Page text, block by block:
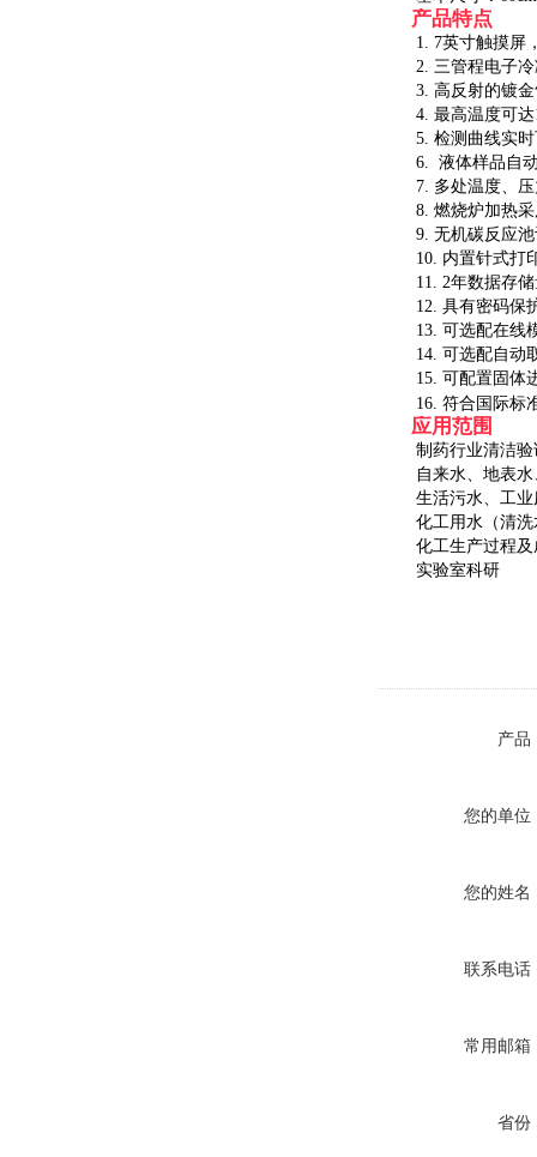
产品特点
1. 7英寸触摸屏
2. 三管程电子
3. 高反射的镀
4. 最高温度可达
5. 检测曲线实
6. 液体样品自
7. 多处温度、
8. 燃烧炉加热
9. 无机碳反应
10. 内置针式打
11. 2年数据存
12. 具有密码保
13. 可选配在线
14. 可选配自动
15. 可配置固体
16. 符合国际标
应用范围
制药行业清洁验
自来水、地表
生活污水、工业
化工用水（清
化工生产过程
实验室科研
产品
您的单位
您的姓名
联系电话
常用邮箱
省份